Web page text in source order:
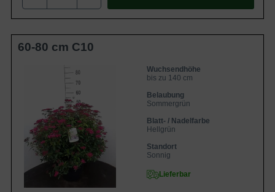
60-80 cm C10
Wuchsendhöhe
bis zu 140 cm
Belaubung
Sommergrün
Blatt- / Nadelfarbe
Hellgrün
Standort
Sonnig
Lieferbar